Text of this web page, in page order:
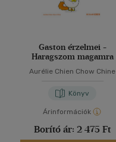
Gaston érzelmei -
Haragszom magamra
Aurélie Chien Chow Chine
Könyv
Árinformációk
Borító ár: 2 475 Ft